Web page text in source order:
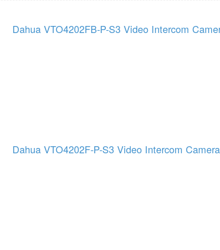
Dahua VTO4202FB-P-S3 Video Intercom
Dahua VTO4202F-P-S3 Video Intercom